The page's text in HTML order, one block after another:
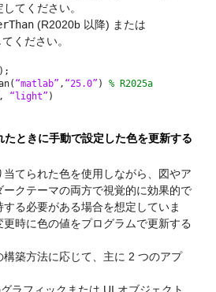
てください。
(R2020b 以降) または
ください。
“matlab” , “25.0” ) % R2025a
“light” )
ときに手動で設定した色を更新する
てられた色を使用しながら、図やア
クテーマの両方で視覚的に効果的で
る必要がある場合を想定していま
時に色の値をプログラムで更新する
築方法に応じて、主に 2 つのアプ